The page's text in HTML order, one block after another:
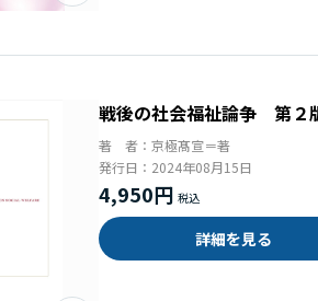
戦後の社会福祉論争 第２
著 者： 京極髙宣＝著
発行日： 2024年08月15日
4,950円
詳細を見る